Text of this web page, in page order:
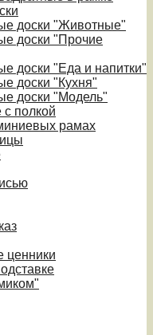
доски "Животные"
доски "Прочие
доски "Еда и напитки"
доски "Кухня"
доски "Модель"
полкой
рамах
ценники